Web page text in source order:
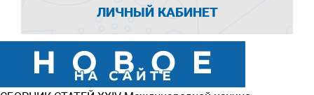
ЛИЧНЫЙ КАБИНЕТ